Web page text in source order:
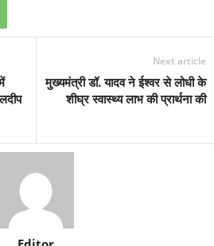
Next article
मुख्यमंत्री डॉ. यादव ने ईश्वर से लोधी के
शीघ्र स्वास्थ्य लाभ की प्रार्थना की